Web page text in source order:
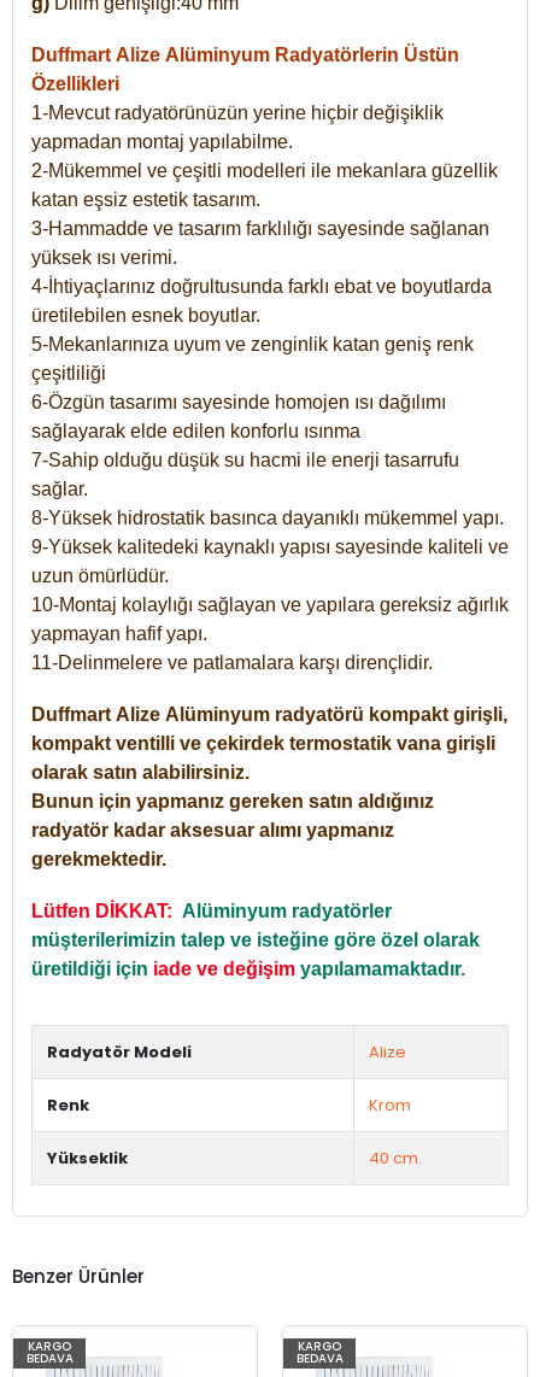
Duffmart Alize Alüminyum Radyatörlerin Üstün
Özellikleri
1-Mevcut radyatörünüzün yerine hiçbir değişiklik
yapmadan montaj yapılabilme.
2-Mükemmel ve çeşitli modelleri ile mekanlara güzellik
katan eşsiz estetik tasarım.
3-Hammadde ve tasarım farklılığı sayesinde sağlanan
yüksek ısı verimi.
4-İhtiyaçlarınız doğrultusunda farklı ebat ve boyutlarda
üretilebilen esnek boyutlar.
5-Mekanlarınıza uyum ve zenginlik katan geniş renk
çeşitliliği
6-Özgün tasarımı sayesinde homojen ısı dağılımı
sağlayarak elde edilen konforlu ısınma
7-Sahip olduğu düşük su hacmi ile enerji tasarrufu
sağlar.
8-Yüksek hidrostatik basınca dayanıklı mükemmel yapı.
9-Yüksek kalitedeki kaynaklı yapısı sayesinde kaliteli ve
uzun ömürlüdür.
10-Montaj kolaylığı sağlayan ve yapılara gereksiz ağırlık
yapmayan hafif yapı.
11-Delinmelere ve patlamalara karşı dirençlidir.
Duffmart Alize Alüminyum radyatörü kompakt girişli,
kompakt ventilli ve çekirdek termostatik vana girişli
olarak satın alabilirsiniz.
Bunun için yapmanız gereken satın aldığınız
radyatör kadar aksesuar alımı yapmanız
gerekmektedir.
Lütfen DİKKAT: Alüminyum radyatörler
müşterilerimizin talep ve isteğine göre özel olarak
üretildiği için iade ve değişim yapılamamaktadır.
Radyatör Modeli Alize
Renk Krom
Yükseklik 40 cm.
Benzer Ürünler
KARGO
BEDAVA
KARGO
BEDAVA